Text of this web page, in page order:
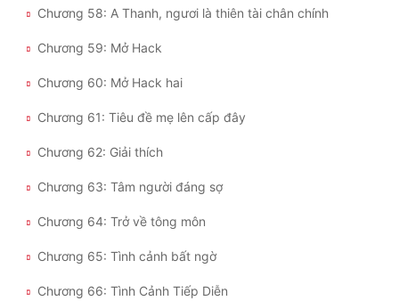
Chương 58: A Thanh, ngươi là thiên tài chân chính
Chương 59: Mở Hack
Chương 60: Mở Hack hai
Chương 61: Tiêu đề mẹ lên cấp đây
Chương 62: Giải thích
Chương 63: Tâm người đáng sợ
Chương 64: Trở về tông môn
Chương 65: Tình cảnh bất ngờ
Chương 66: Tình Cảnh Tiếp Diễn